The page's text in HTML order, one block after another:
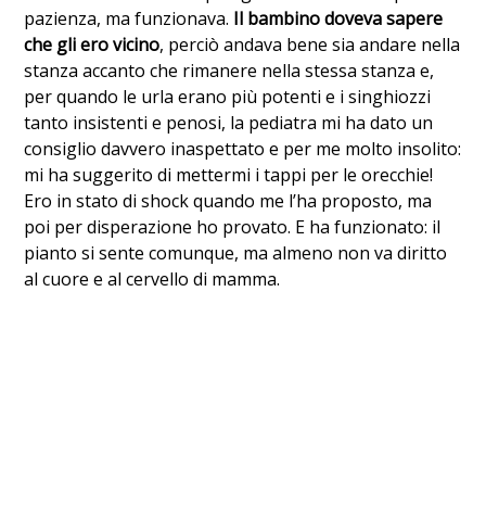
pazienza, ma funzionava. Il bambino doveva sapere
che gli ero vicino, perciò andava bene sia andare nella
stanza accanto che rimanere nella stessa stanza e,
per quando le urla erano più potenti e i singhiozzi
tanto insistenti e penosi, la pediatra mi ha dato un
consiglio davvero inaspettato e per me molto insolito:
mi ha suggerito di mettermi i tappi per le orecchie!
Ero in stato di shock quando me l’ha proposto, ma
poi per disperazione ho provato. E ha funzionato: il
pianto si sente comunque, ma almeno non va diritto
al cuore e al cervello di mamma.